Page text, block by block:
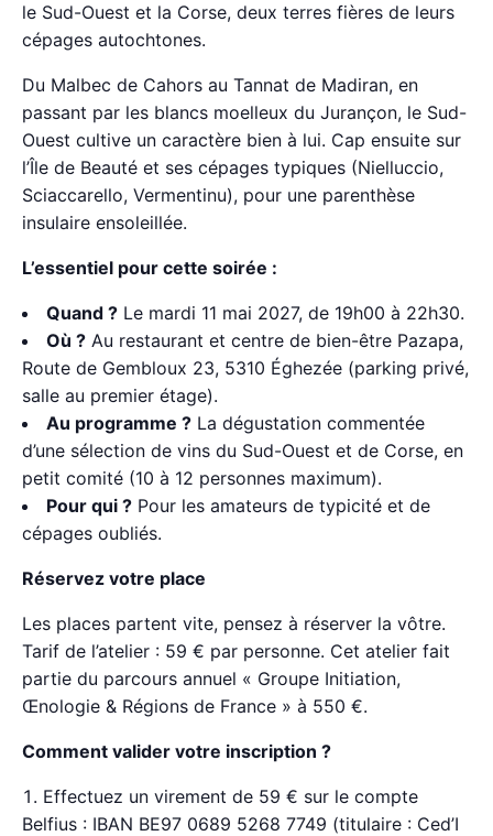
le Sud-Ouest et la Corse, deux terres fières de leurs
cépages autochtones.
Du Malbec de Cahors au Tannat de Madiran, en
passant par les blancs moelleux du Jurançon, le Sud-
Ouest cultive un caractère bien à lui. Cap ensuite sur
l’Île de Beauté et ses cépages typiques (Nielluccio,
Sciaccarello, Vermentinu), pour une parenthèse
insulaire ensoleillée.
L’essentiel pour cette soirée :
Quand ? Le mardi 11 mai 2027, de 19h00 à 22h30.
Où ? Au restaurant et centre de bien-être Pazapa,
Route de Gembloux 23, 5310 Éghezée (parking privé,
salle au premier étage).
Au programme ? La dégustation commentée
d’une sélection de vins du Sud-Ouest et de Corse, en
petit comité (10 à 12 personnes maximum).
Pour qui ? Pour les amateurs de typicité et de
cépages oubliés.
Réservez votre place
Les places partent vite, pensez à réserver la vôtre.
Tarif de l’atelier : 59 € par personne. Cet atelier fait
partie du parcours annuel « Groupe Initiation,
Œnologie & Régions de France » à 550 €.
Comment valider votre inscription ?
Effectuez un virement de 59 € sur le compte
Belfius : IBAN BE97 0689 5268 7749 (titulaire : Ced’I